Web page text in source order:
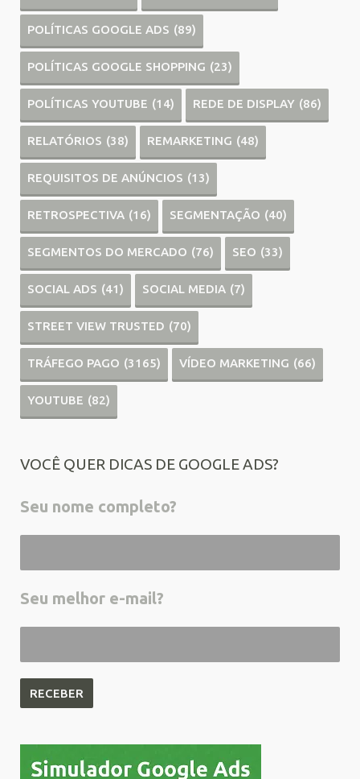
POLÍTICAS GOOGLE ADS (89)
POLÍTICAS GOOGLE SHOPPING (23)
POLÍTICAS YOUTUBE (14) REDE DE DISPLAY (86)
RELATÓRIOS (38) REMARKETING (48)
REQUISITOS DE ANÚNCIOS (13)
RETROSPECTIVA (16) SEGMENTAÇÃO (40)
SEGMENTOS DO MERCADO (76) SEO (33)
SOCIAL ADS (41) SOCIAL MEDIA (7)
STREET VIEW TRUSTED (70)
TRÁFEGO PAGO (3165) VÍDEO MARKETING (66)
YOUTUBE (82)
VOCÊ QUER DICAS DE GOOGLE ADS?
Seu nome completo?
Seu melhor e-mail?